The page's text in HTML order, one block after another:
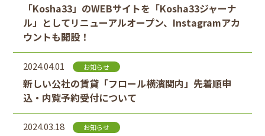
「Kosha33」のWEBサイトを「Kosha33ジャーナ
ル」としてリニューアルオープン、Instagramアカ
ウントも開設！
2024.04.01 お知らせ
新しい公社の賃貸「フロール横濱関内」先着順申
込・内覧予約受付について
2024.03.18 お知らせ